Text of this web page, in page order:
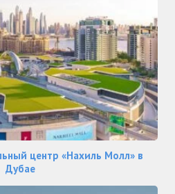
центр «Нахиль Молл» в
Дубае